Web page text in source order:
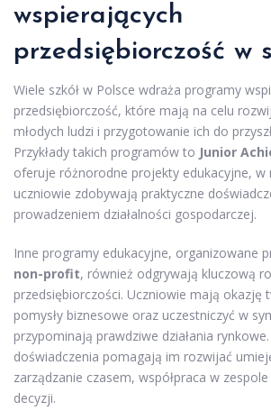
wspierających
przedsiębiorczość w
Wiele szkół w Polsce wdraża programy
przedsiębiorczość, które mają na celu
młodych ludzi i przygotowanie ich do
Przykłady takich programów to Junior
oferuje różnorodne projekty edukacyjne, w
uczniowie zdobywają praktyczne
prowadzeniem działalności gospodarczej.
Inne programy edukacyjne, organizowane
non-profit, również odgrywają kluczową
przedsiębiorczości. Uczniowie mają okazję
pomysły biznesowe oraz uczestniczyć w
przypominają prawdziwe działania
doświadczenia pomagają im rozwijać
zarządzanie czasem, współpraca w
decyzji.